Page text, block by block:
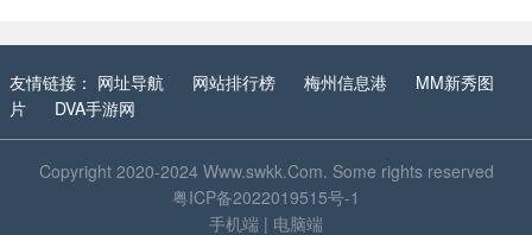
友情链接： 网址导航 网站排行榜 梅州信息港
MM新秀图
片
DVA手游网
Copyright 2020-2024 Www.swkk.Com. Some rights reserved
粤ICP备2022019515号-1
手机端 | 电脑端